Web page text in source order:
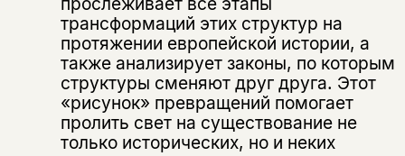
трансформаций этих структур на
протяжении европейской истории, а
также анализирует законы, по которым
структуры сменяют друг друга. Этот
«рисунок» превращений помогает
пролить свет на существование не
только исторических, но и неких
Этой книги временно